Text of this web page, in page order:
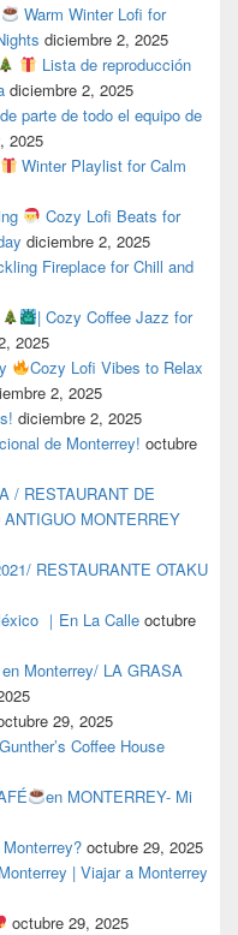
Warm Winter Lofi for
diciembre 2, 2025
Lista de reproducción
diciembre 2, 2025
parte de todo el equipo de
2025
Winter Playlist for Calm
Cozy Lofi Beats for
diciembre 2, 2025
Fireplace for Chill and
| Cozy Coffee Jazz for
2025
Cozy Lofi Vibes to Relax
2, 2025
diciembre 2, 2025
de Monterrey! octubre
/ RESTAURANT DE
MONTERREY
RESTAURANTE OTAKU
｜En La Calle octubre
Monterrey/ LA GRASA
29, 2025
Coffee House
en MONTERREY- Mi
octubre 29, 2025
| Viajar a Monterrey
octubre 29, 2025